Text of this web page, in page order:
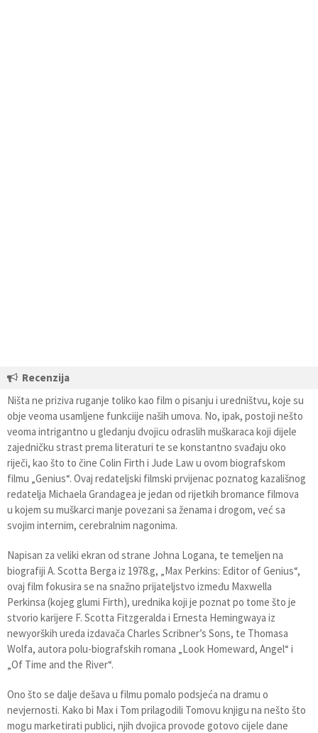
Recenzija
Ništa ne priziva ruganje toliko kao film o pisanju i uredništvu, koje su
obje veoma usamljene funkciije naših umova. No, ipak, postoji nešto
veoma intrigantno u gledanju dvojicu odraslih muškaraca koji dijele
zajedničku strast prema literaturi te se konstantno svađaju oko
riječi, kao što to čine Colin Firth i Jude Law u ovom biografskom
filmu „Genius“. Ovaj redateljski filmski prvijenac poznatog kazališnog
redatelja Michaela Grandagea je jedan od rijetkih bromance filmova
u kojem su muškarci manje povezani sa ženama i drogom, već sa
svojim internim, cerebralnim nagonima.
Napisan za veliki ekran od strane Johna Logana, te temeljen na
biografiji A. Scotta Berga iz 1978.g, „Max Perkins: Editor of Genius“,
ovaj film fokusira se na snažno prijateljstvo između Maxwella
Perkinsa (kojeg glumi Firth), urednika koji je poznat po tome što je
stvorio karijere F. Scotta Fitzgeralda i Ernesta Hemingwaya iz
newyorških ureda izdavača Charles Scribner’s Sons, te Thomasa
Wolfa, autora polu-biografskih romana „Look Homeward, Angel“ i
„Of Time and the River“.
Ono što se dalje dešava u filmu pomalo podsjeća na dramu o
nevjernosti. Kako bi Max i Tom prilagodili Tomovu knjigu na nešto što
mogu marketirati publici, njih dvojica provode gotovo cijele dane